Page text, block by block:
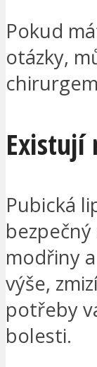
Pokud
otázky,
Existují
Pubická
modřiny
výše,
potřeby
bolesti.